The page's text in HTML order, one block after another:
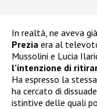
In realtà, ne aveva
Prezia era al
Mussolini e Lucia
l’intenzione di
Ha espresso la
ha cercato di
istintive delle quali